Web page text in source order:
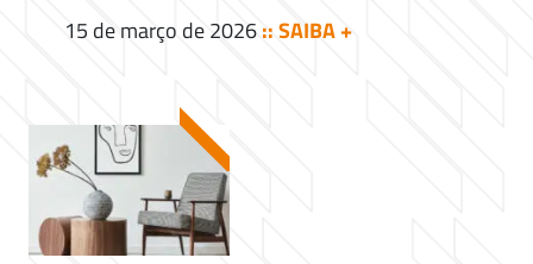
15 de março de 2026:: SAIBA +